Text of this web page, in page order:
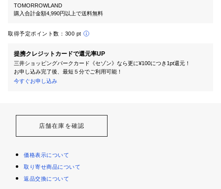
TOMORROWLAND
購入合計金額4,990円以上で送料無料
取得予定ポイント数： 300 pt
提携クレジットカードで還元率UP
三井ショッピングパークカード《セゾン》なら更に¥100につき1pt還元！
お申し込み完了後、最短５分でご利用可能！
今すぐお申し込み
店舗在庫を確認
価格表示について
取り寄せ商品について
返品交換について